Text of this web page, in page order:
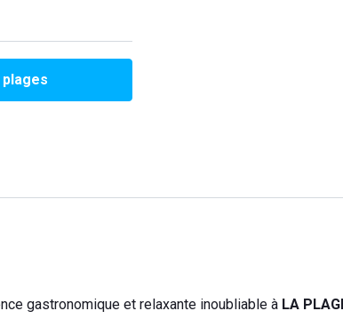
gastronomique et relaxante inoubliable à LA